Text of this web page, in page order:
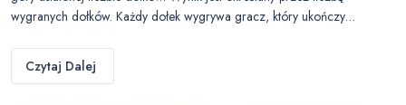
wygranych dołków. Każdy dołek wygrywa gracz, który ukończy…
Czytaj Dalej